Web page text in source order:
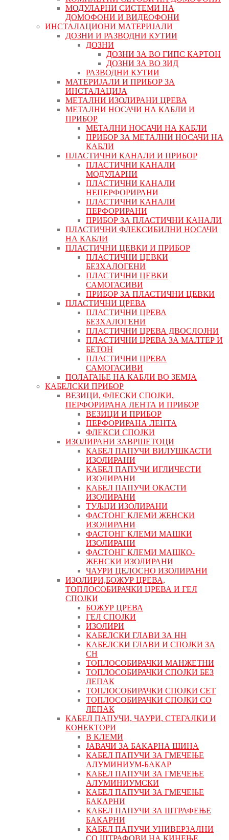
МОДУЛАРНИ СИСТЕМИ НА
ДОМОФОНИ И ВИДЕОФОНИ
ИНСТАЛАЦИОНИ МАТЕРИЈАЛИ
ДОЗНИ И РАЗВОДНИ КУТИИ
ДОЗНИ
ДОЗНИ ЗА ВО ГИПС КАРТОН
ДОЗНИ ЗА ВО ЗИД
РАЗВОДНИ КУТИИ
МАТЕРИЈАЛИ И ПРИБОР ЗА
ИНСТАЛАЦИЈА
МЕТАЛНИ ИЗОЛИРАНИ ЦРЕВА
МЕТАЛНИ НОСАЧИ НА КАБЛИ И
ПРИБОР
МЕТАЛНИ НОСАЧИ НА КАБЛИ
ПРИБОР ЗА МЕТАЛНИ НОСАЧИ НА
КАБЛИ
ПЛАСТИЧНИ КАНАЛИ И ПРИБОР
ПЛАСТИЧНИ КАНАЛИ
МОДУЛАРНИ
ПЛАСТИЧНИ КАНАЛИ
НЕПЕРФОРИРАНИ
ПЛАСТИЧНИ КАНАЛИ
ПЕРФОРИРАНИ
ПРИБОР ЗА ПЛАСТИЧНИ КАНАЛИ
ПЛАСТИЧНИ ФЛЕКСИБИЛНИ НОСАЧИ
НА КАБЛИ
ПЛАСТИЧНИ ЦЕВКИ И ПРИБОР
ПЛАСТИЧНИ ЦЕВКИ
БЕЗХАЛОГЕНИ
ПЛАСТИЧНИ ЦЕВКИ
САМОГАСИВИ
ПРИБОР ЗА ПЛАСТИЧНИ ЦЕВКИ
ПЛАСТИЧНИ ЦРЕВА
ПЛАСТИЧНИ ЦРЕВА
БЕЗХАЛОГЕНИ
ПЛАСТИЧНИ ЦРЕВА ДВОСЛОЈНИ
ПЛАСТИЧНИ ЦРЕВА ЗА МАЛТЕР И
БЕТОН
ПЛАСТИЧНИ ЦРЕВА
САМОГАСИВИ
ПОЛАГАЊЕ НА КАБЛИ ВО ЗЕМЈА
КАБЕЛСКИ ПРИБОР
ВЕЗИЦИ, ФЛЕСКИ СПОЈКИ,
ПЕРФОРИРАНА ЛЕНТА И ПРИБОР
ВЕЗИЦИ И ПРИБОР
ПЕРФОРИРАНА ЛЕНТА
ФЛЕКСИ СПОЈКИ
ИЗОЛИРАНИ ЗАВРШЕТОЦИ
КАБЕЛ ПАПУЧИ ВИЛУШКАСТИ
ИЗОЛИРАНИ
КАБЕЛ ПАПУЧИ ИГЛИЧЕСТИ
ИЗОЛИРАНИ
КАБЕЛ ПАПУЧИ ОКАСТИ
ИЗОЛИРАНИ
ТУЉЦИ ИЗОЛИРАНИ
ФАСТОНГ КЛЕМИ ЖЕНСКИ
ИЗОЛИРАНИ
ФАСТОНГ КЛЕМИ МАШКИ
ИЗОЛИРАНИ
ФАСТОНГ КЛЕМИ МАШКO-
ЖЕНСКИ ИЗОЛИРАНИ
ЧАУРИ ЦЕЛОСНО ИЗОЛИРАНИ
ИЗОЛИРИ,БОЖУР ЦРЕВА,
ТОПЛОСОБИРАЧКИ ЦРЕВА И ГЕЛ
СПОЈКИ
БОЖУР ЦРЕВА
ГЕЛ СПОЈКИ
ИЗОЛИРИ
КАБЕЛСКИ ГЛАВИ ЗА НН
КАБЕЛСКИ ГЛАВИ И СПОЈКИ ЗА
СН
ТОПЛОСОБИРАЧКИ МАНЖЕТНИ
ТОПЛОСОБИРАЧКИ СПОЈКИ БЕЗ
ЛЕПАК
ТОПЛОСОБИРАЧКИ СПОЈКИ СЕТ
ТОПЛОСОБИРАЧКИ СПОЈКИ СО
ЛЕПАК
КАБЕЛ ПАПУЧИ, ЧАУРИ, СТЕГАЛКИ И
КОНЕКТОРИ
В КЛЕМИ
ЈАВАЧИ ЗА БАКАРНА ШИНА
КАБЕЛ ПАПУЧИ ЗА ГМЕЧЕЊЕ
АЛУМИНИУМ-БАКАР
КАБЕЛ ПАПУЧИ ЗА ГМЕЧЕЊЕ
АЛУМИНИУМСКИ
КАБЕЛ ПАПУЧИ ЗА ГМЕЧЕЊЕ
БАКАРНИ
КАБЕЛ ПАПУЧИ ЗА ШТРАФЕЊЕ
БАКАРНИ
КАБЕЛ ПАПУЧИ УНИВЕРЗАЛНИ
СО ШТРАФОВИ НА КИНЕЊЕ